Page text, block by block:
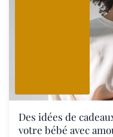
Des idées de
votre bébé avec